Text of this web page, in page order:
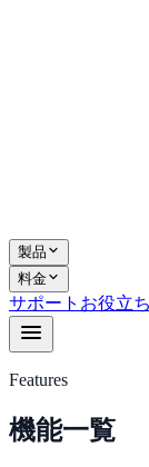
製品
料金
サポート お役立
Features
機能一覧